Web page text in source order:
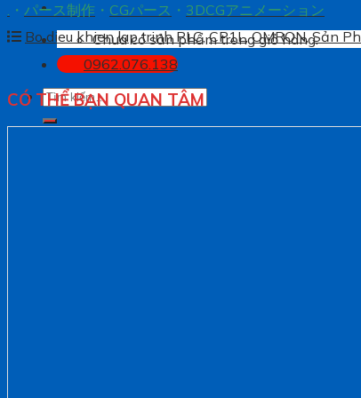
Chưa có sản phẩm trong giỏ hàng.
0962.076.138
Tìm
・ パース制作 ・ CGパース ・ 3DCGアニメーション
Bo dieu khien lap trinh PLC,CP1L,OMRON,Sản
CÓ THỂ BẠN QUAN TÂM